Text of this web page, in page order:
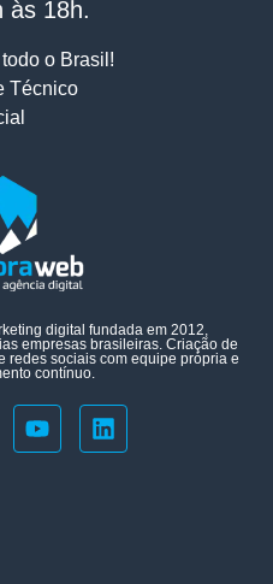
às 18h.​
o Brasil!
Técnico
digital fundada em 2012,
empresas brasileiras. Criação de
redes sociais com equipe própria e
contínuo.